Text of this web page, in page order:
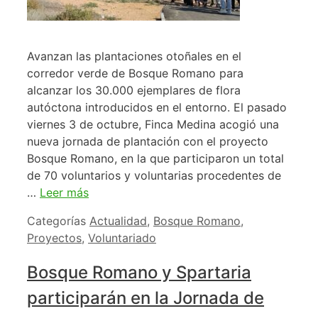
Avanzan las plantaciones otoñales en el
corredor verde de Bosque Romano para
alcanzar los 30.000 ejemplares de flora
autóctona introducidos en el entorno. El pasado
viernes 3 de octubre, Finca Medina acogió una
nueva jornada de plantación con el proyecto
Bosque Romano, en la que participaron un total
de 70 voluntarios y voluntarias procedentes de
… Leer más
Categorías Actualidad, Bosque Romano,
Proyectos, Voluntariado
Bosque Romano y Spartaria
participarán en la Jornada de